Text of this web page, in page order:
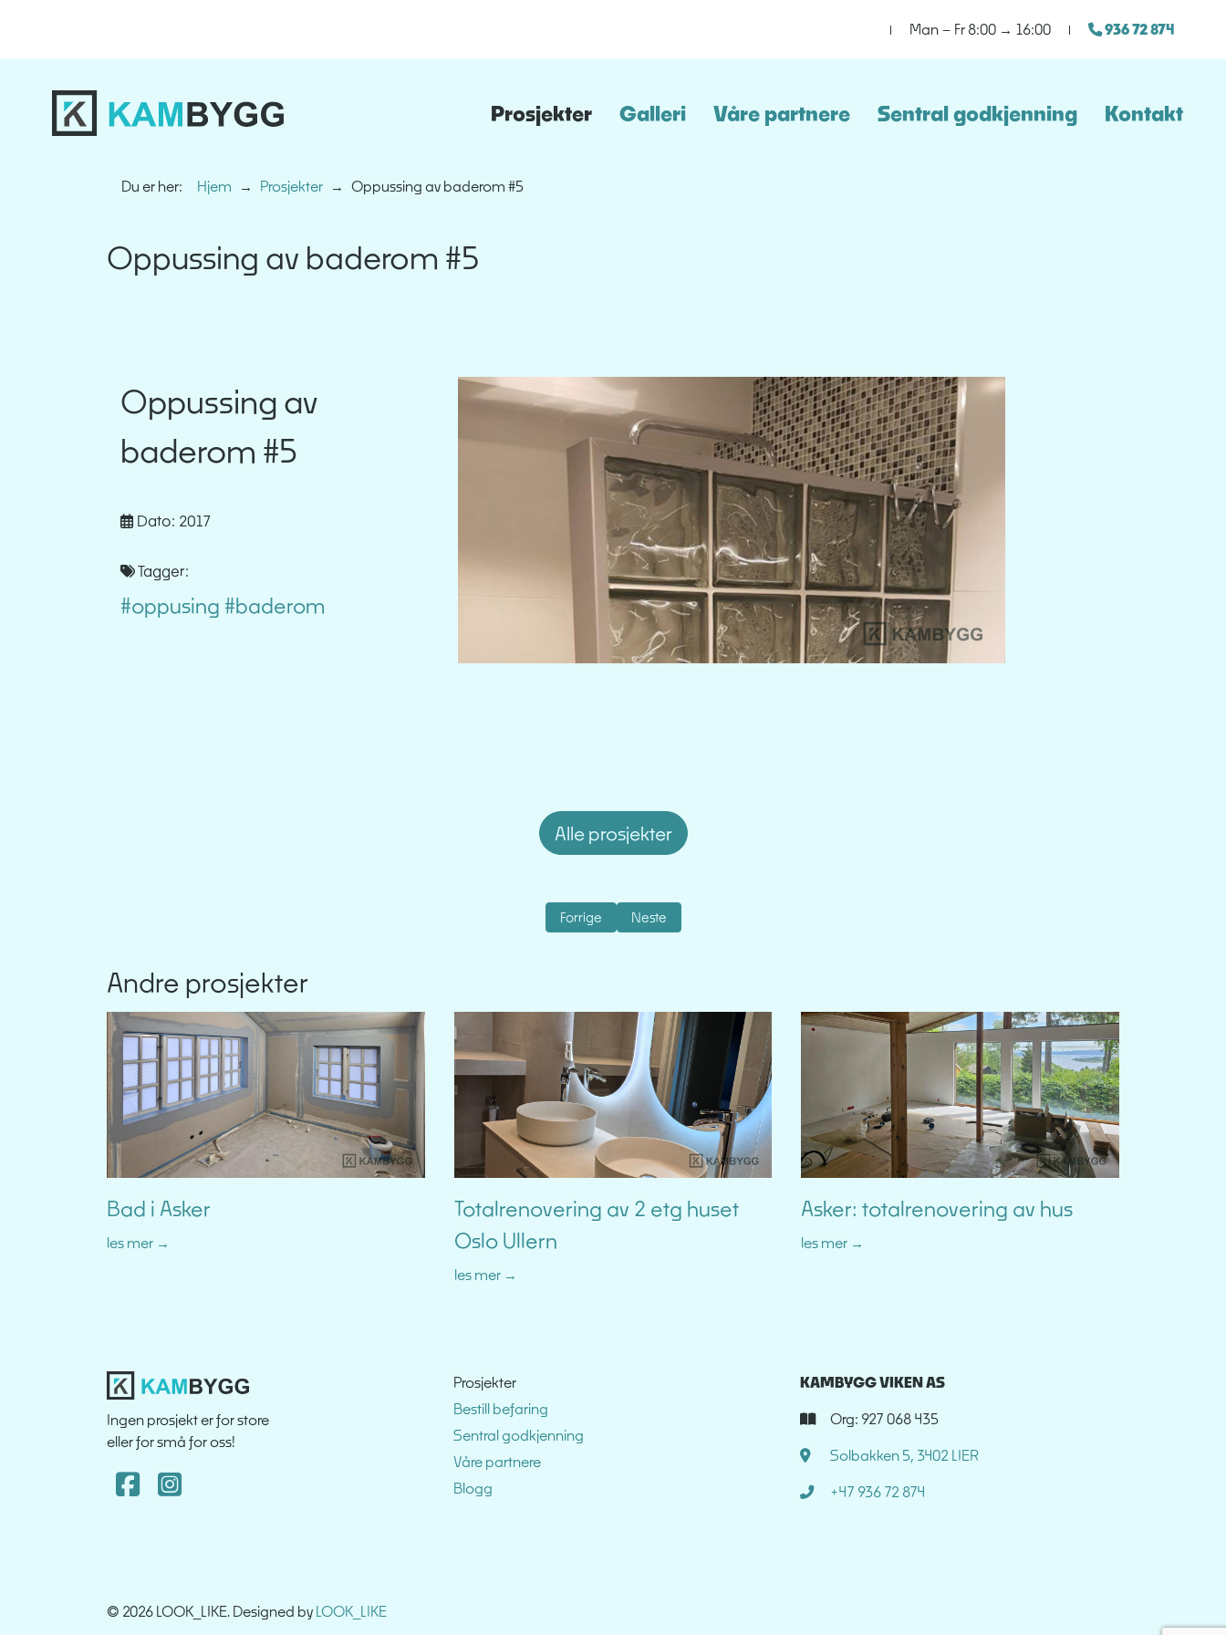
Man – Fr 8:00 → 16:00 936 72 874
Prosjekter Galleri Våre partnere Sentral godkjenning Kontakt
Du er her: Hjem Prosjekter Oppussing av baderom #5
Oppussing av baderom #5
Oppussing av
baderom #5
Dato: 2017
Tagger:
#oppusing #baderom
Alle prosjekter
Forrige artikkel: Campingtelt og terrasse
Forrige Neste artikkel: Flislegging
Neste
Andre prosjekter
Bad i Asker
les mer
Totalrenovering av 2 etg huset
Oslo Ullern
les mer
Asker: totalrenovering av hus
les mer
Ingen prosjekt er for store
eller for små for oss!
Facebook
Instagram
Prosjekter
Bestill befaring
Sentral godkjenning
Våre partnere
Blogg
KAMBYGG VIKEN AS
Org: 927 068 435
Solbakken 5, 3402 LIER
+47 936 72 874
© 2026 LOOK_LIKE. Designed by LOOK_LIKE